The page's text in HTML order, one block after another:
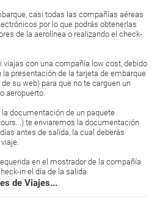
casi todas las compañías aéreas
por lo que podrás obtenerlas
de la aerolínea o realizando el check-
viajas con una compañía low cost, debido
presentación de la tarjeta de embarque
su web) para que no te carguen un
aeropuerto.
documentación de un paquete
te enviaremos la documentación
antes de salida, la cual deberás
en el mostrador de la compañía
in el día de la salida.
de Viajes...